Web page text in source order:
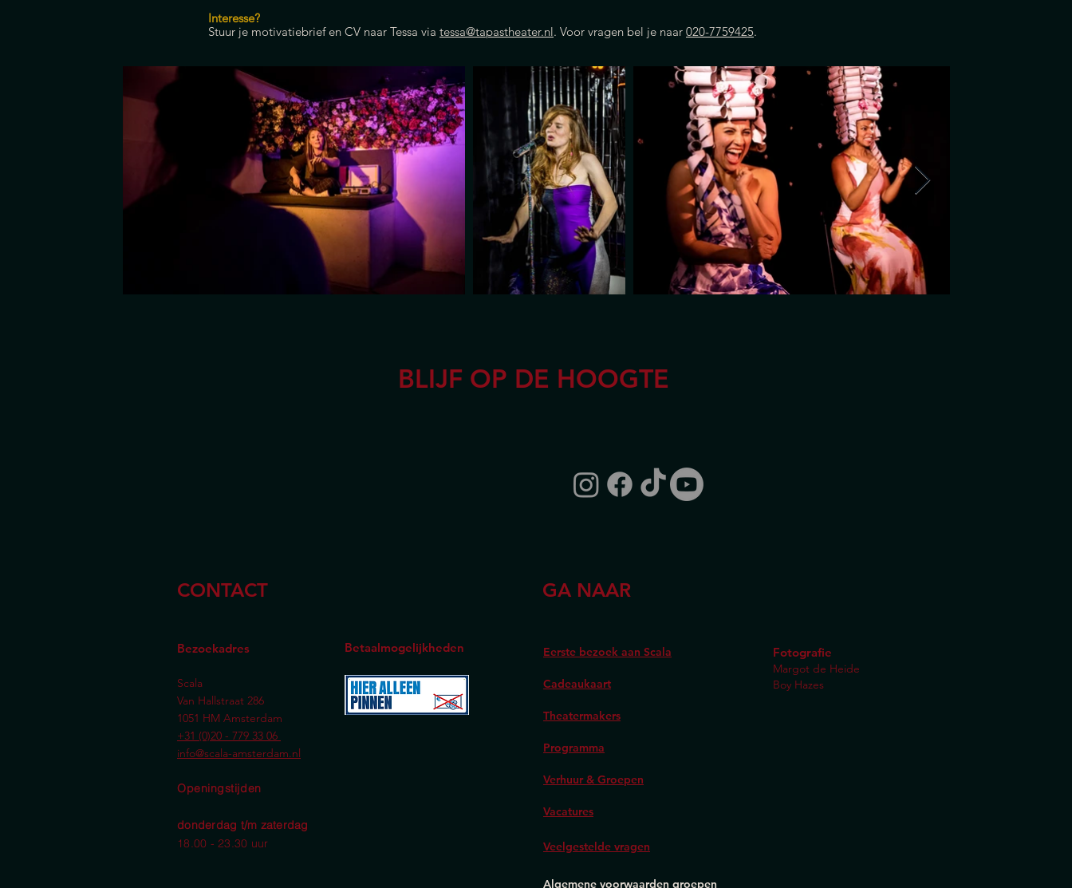
Interesse?
Stuur je motivatiebrief en CV naar Tessa via tessa@tapastheater.nl. Voor vragen bel je naar 020-7759425.
BLIJF OP DE HOOGTE
CONTACT GA NAAR
Bezoekadres
Scala
Van Hallstraat 286
1051 HM Amsterdam
+31 (0)20 - 779 33 06
info@scala-amsterdam.nl
Openingstijden
donderdag t/m zaterdag
18.00 - 23.30 uur
Betaalmogelijkheden Eerste bezoek aan Scala
Cadeaukaart
Theatermakers
Programma
Verhuur & Groepen
Vacatures
Veelgestelde vragen
Algemene voorwaarden groepen
Fotografie
Margot de Heide
Boy Hazes